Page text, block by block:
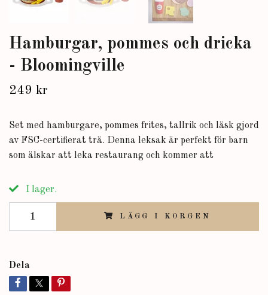
Hamburgar, pommes och dricka
- Bloomingville
249 kr
Set med hamburgare, pommes frites, tallrik och läsk gjord
av FSC-certifierat trä. Denna leksak är perfekt för barn
som älskar att leka restaurang och kommer att
I lager.
LÄGG I KORGEN
Dela